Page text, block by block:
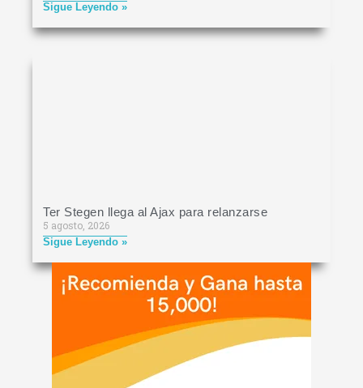
Sigue Leyendo »
Ter Stegen llega al Ajax para relanzarse
5 agosto, 2026
Sigue Leyendo »